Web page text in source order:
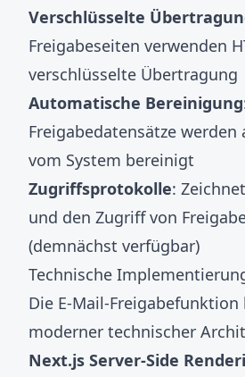
Verschlüsselte
Freigabeseiten verwenden
verschlüsselte Übertragung
Automatische Bereinigung
Freigabedatensätze
vom System bereinigt
Zugriffsprotokolle:
und den Zugriff von
(demnächst verfügbar)
Technische
Die E-Mail-
moderner technischer
Next.js Server-Side